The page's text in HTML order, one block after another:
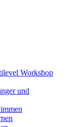
Workshop
und